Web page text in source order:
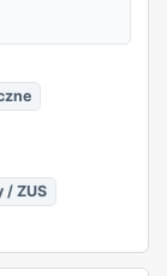
/ ZUS